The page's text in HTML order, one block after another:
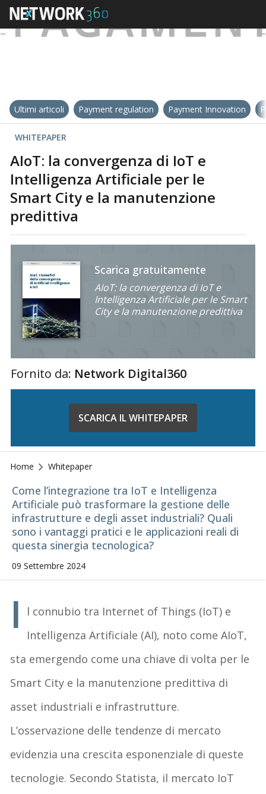
Ultimi articoli Payment regulation Payment Innovation
WHITEPAPER
AIoT: la convergenza di IoT e
Intelligenza Artificiale per le
Smart City e la manutenzione
predittiva
Scarica gratuitamente
AIoT: la convergenza di IoT e
Intelligenza Artificiale per le Smart
City e la manutenzione predittiva
Fornito da: Network Digital360
SCARICA IL WHITEPAPER
Home Whitepaper
Come l’integrazione tra IoT e Intelligenza
Artificiale può trasformare la gestione delle
infrastrutture e degli asset industriali? Quali
sono i vantaggi pratici e le applicazioni reali di
questa sinergia tecnologica?
09 Settembre 2024
I
l connubio tra Internet of Things (IoT) e
Intelligenza Artificiale (AI), noto come AIoT,
sta emergendo come una chiave di volta per le
Smart City e la manutenzione predittiva di
asset industriali e infrastrutture.
L’osservazione delle tendenze di mercato
evidenzia una crescita esponenziale di queste
tecnologie. Secondo Statista, il mercato IoT